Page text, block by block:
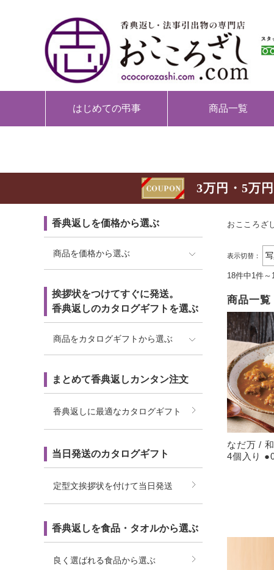
はじめての弔事 商品一覧
3万円・5万
おこころざ
表示切替：
18件中1件
商品一覧
なだ万 /
4個入り
香典返しを価格から選ぶ
商品を価格から選ぶ
挨拶状をつけてすぐに発送。
香典返しのカタログギフトを選ぶ
商品をカタログギフトから選ぶ
まとめて香典返しカンタン注文
香典返しに最適なカタログギフト
当日発送のカタログギフト
定型文挨拶状を付けて当日発送
香典返しを食品・タオルから選ぶ
良く選ばれる食品から選ぶ